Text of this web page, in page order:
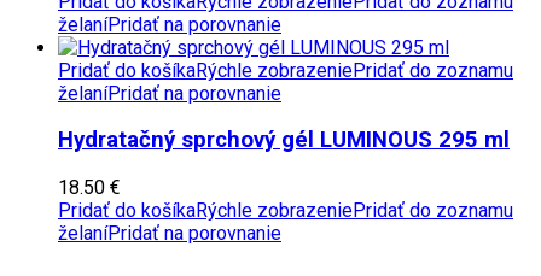
želaníPridať na porovnanie
Pridať do košíkaRýchle zobrazeniePridať do zoznamu
želaníPridať na porovnanie
Hydratačný sprchový gél LUMINOUS 295 ml
18.50 €
Pridať do košíkaRýchle zobrazeniePridať do zoznamu
želaníPridať na porovnanie